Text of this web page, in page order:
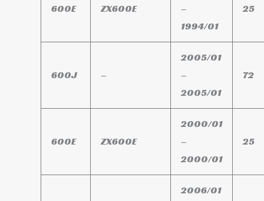
600E ZX600E
–
1994/01
25
600J –
2005/01
–
2005/01
72
600E ZX600E
2000/01
–
2000/01
25
2006/01